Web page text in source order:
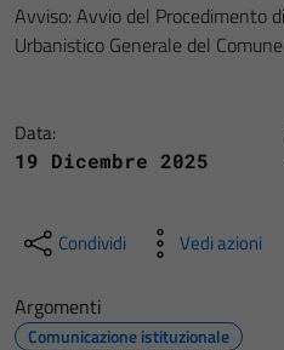
Avviso: Avvio del Procedimento
Urbanistico Generale del
Data:
19 Dicembre 2025
Condividi Vedi azioni
Argomenti
Comunicazione istituzionale